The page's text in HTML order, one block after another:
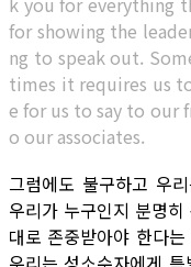
for showing the
ng to speak out.
times it requires us
e for us to say to our
o our associates.
그럼에도 불구하고 우
우리가 누구인지 분명
대로 존중받아야 한다